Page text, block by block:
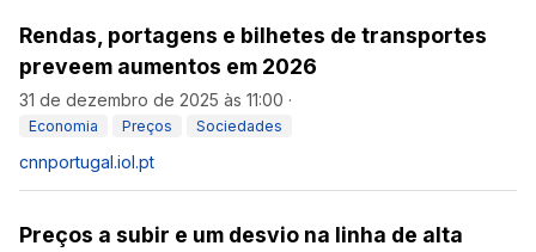
Rendas, portagens e bilhetes de transportes
preveem aumentos em 2026
31 de dezembro de 2025 às 11:00 ·
Economia Preços Sociedades
cnnportugal.iol.pt
Preços a subir e um desvio na linha de alta